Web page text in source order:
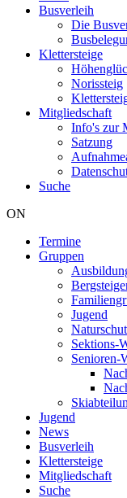
Busverleih
Die
Klettersteige
Norissteig
Mitgliedschaft
Info's zur
Satzung
Suche
ON
Termine
Gruppen
Jugend
Sektions-
Senioren-
Jugend
News
Busverleih
Klettersteige
Mitgliedschaft
Suche